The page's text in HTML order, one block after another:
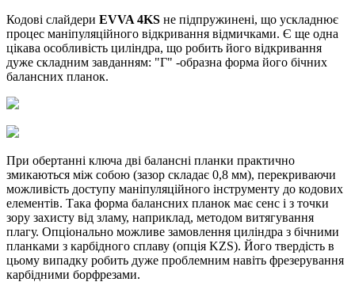
Кодові слайдери EVVA 4KS не підпружинені, що ускладнює
процес маніпуляційного відкривання відмичками. Є ще одна
цікава особливість циліндра, що робить його відкривання
дуже складним завданням: "Г" -образна форма його бічних
балансних планок.
При обертанні ключа дві балансні планки практично
змикаються між собою (зазор складає 0,8 мм), перекриваючи
можливість доступу маніпуляційного інструменту до кодових
елементів. Така форма балансних планок має сенс і з точки
зору захисту від зламу, наприклад, методом витягування
плагу. Опціонально можливе замовлення циліндра з бічними
планками з карбідного сплаву (опція KZS). Його твердість в
цьому випадку робить дуже проблемним навіть фрезерування
карбідними борфрезами.